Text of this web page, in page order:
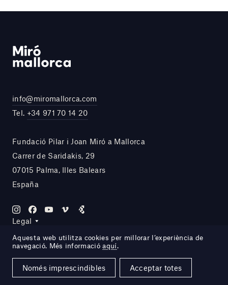
info@miromallorca.com
Tel. +34 971 70 14 20
Fundació Pilar i Joan Miró a Mallorca
Carrer de Saridakis, 29
07015 Palma, Illes Balears
España
Legal
Site by DOMO—A
Aquesta web utilitza cookies per millorar l’experiència de
navegació. Més informacióaquí.
Només imprescindibles Acceptar totes